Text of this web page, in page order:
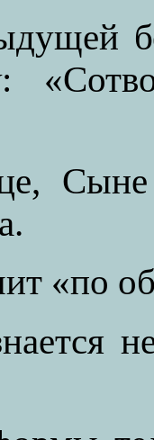
«по